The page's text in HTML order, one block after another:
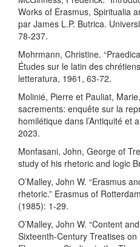
Works of Erasmus, Spiritualia
par James L.P. Butrica.
78-237.
Mohrmann, Christine.
Études sur le latin des
letteratura, 1961, 63-72.
Molinié, Pierre et Pauliat,
sacrements: enquête sur la
homilétique dans l’Antiquité et
2023.
Monfasani, John, George of
study of his rhetoric and logic
O’Malley, John W. “Erasmus
rhetoric.” Erasmus of
(1985): 1-29.
O’Malley, John W. “Content
Sixteenth-Century Treatises